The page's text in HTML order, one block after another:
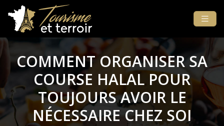
COMMENT ORGANISER SA
COURSE HALAL POUR
TOUJOURS AVOIR LE
NÉCESSAIRE CHEZ SOI